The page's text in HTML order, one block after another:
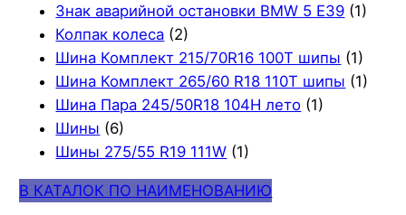
Знак аварийной остановки BMW 5 E39 (1)
Колпак колеса (2)
Шина Комплект 215/70R16 100T шипы (1)
Шина Комплект 265/60 R18 110T шипы (1)
Шина Пара 245/50R18 104H лето (1)
Шины (6)
Шины 275/55 R19 111W (1)
В КАТАЛОК ПО НАИМЕНОВАНИЮ